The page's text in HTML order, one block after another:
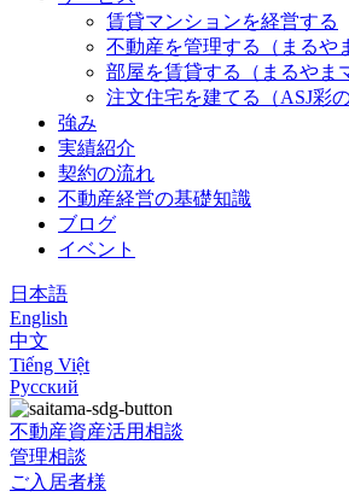
賃貸マンションを経営する
不動産を管理する（まるや
部屋を賃貸する（まるやま
注文住宅を建てる（ASJ彩
強み
実績紹介
契約の流れ
不動産経営の基礎知識
ブログ
イベント
日本語​
English
中文​
Tiếng Việt
Русский
不動産資産活用相談
管理相談
ご入居者様